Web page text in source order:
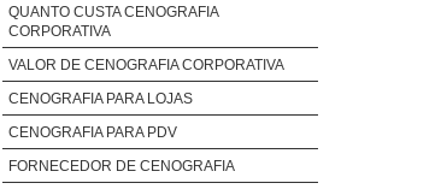
QUANTO CUSTA CENOGRAFIA
CORPORATIVA
VALOR DE CENOGRAFIA CORPORATIVA
CENOGRAFIA PARA LOJAS
CENOGRAFIA PARA PDV
FORNECEDOR DE CENOGRAFIA